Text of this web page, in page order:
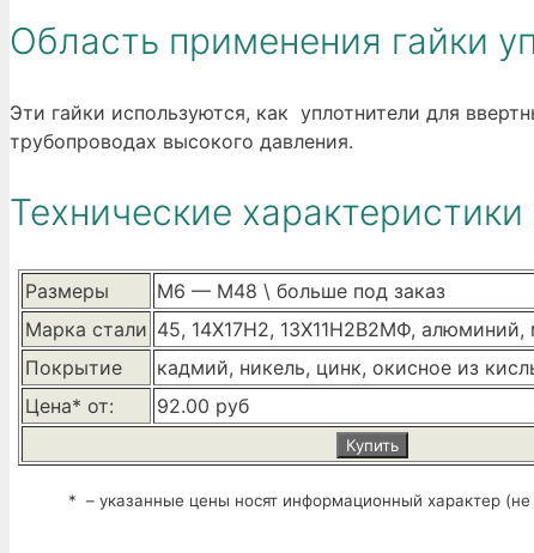
Область применения гайки
Эти гайки используются, как уплотнители для
трубопроводах высокого давления.
Технические
Размеры
М6 — М48 \ больше под заказ
Марка стали 45, 14Х17Н2, 13Х11Н2В2МФ, алюминий,
Покрытие
кадмий, никель, цинк, окисное из
Цена* от:
92.00 руб
Купить
* – указанные цены носят информационный характер